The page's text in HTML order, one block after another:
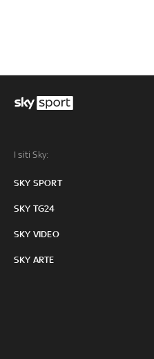
I siti Sky:
SKY SPORT
SKY TG24
SKY VIDEO
SKY ARTE